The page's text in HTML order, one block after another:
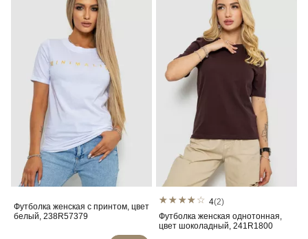
Футболка женская с принтом, цвет
белый, 238R57379
4(2)
Футболка женская однотонная,
цвет шоколадный, 241R1800